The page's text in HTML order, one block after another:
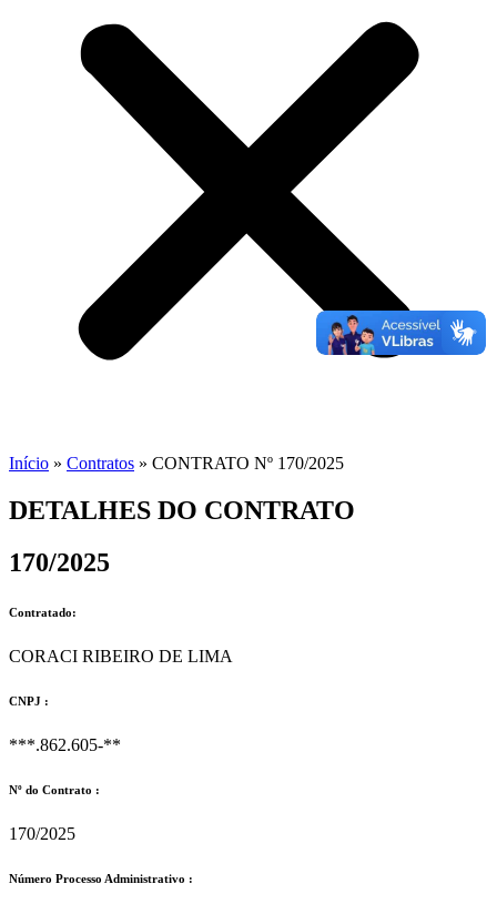
Início » Contratos » CONTRATO Nº 170/2025
DETALHES DO CONTRATO​
170/2025
Contratado:
CORACI RIBEIRO DE LIMA
CNPJ :
***.862.605-**
Nº do Contrato :
170/2025
Número Processo Administrativo :